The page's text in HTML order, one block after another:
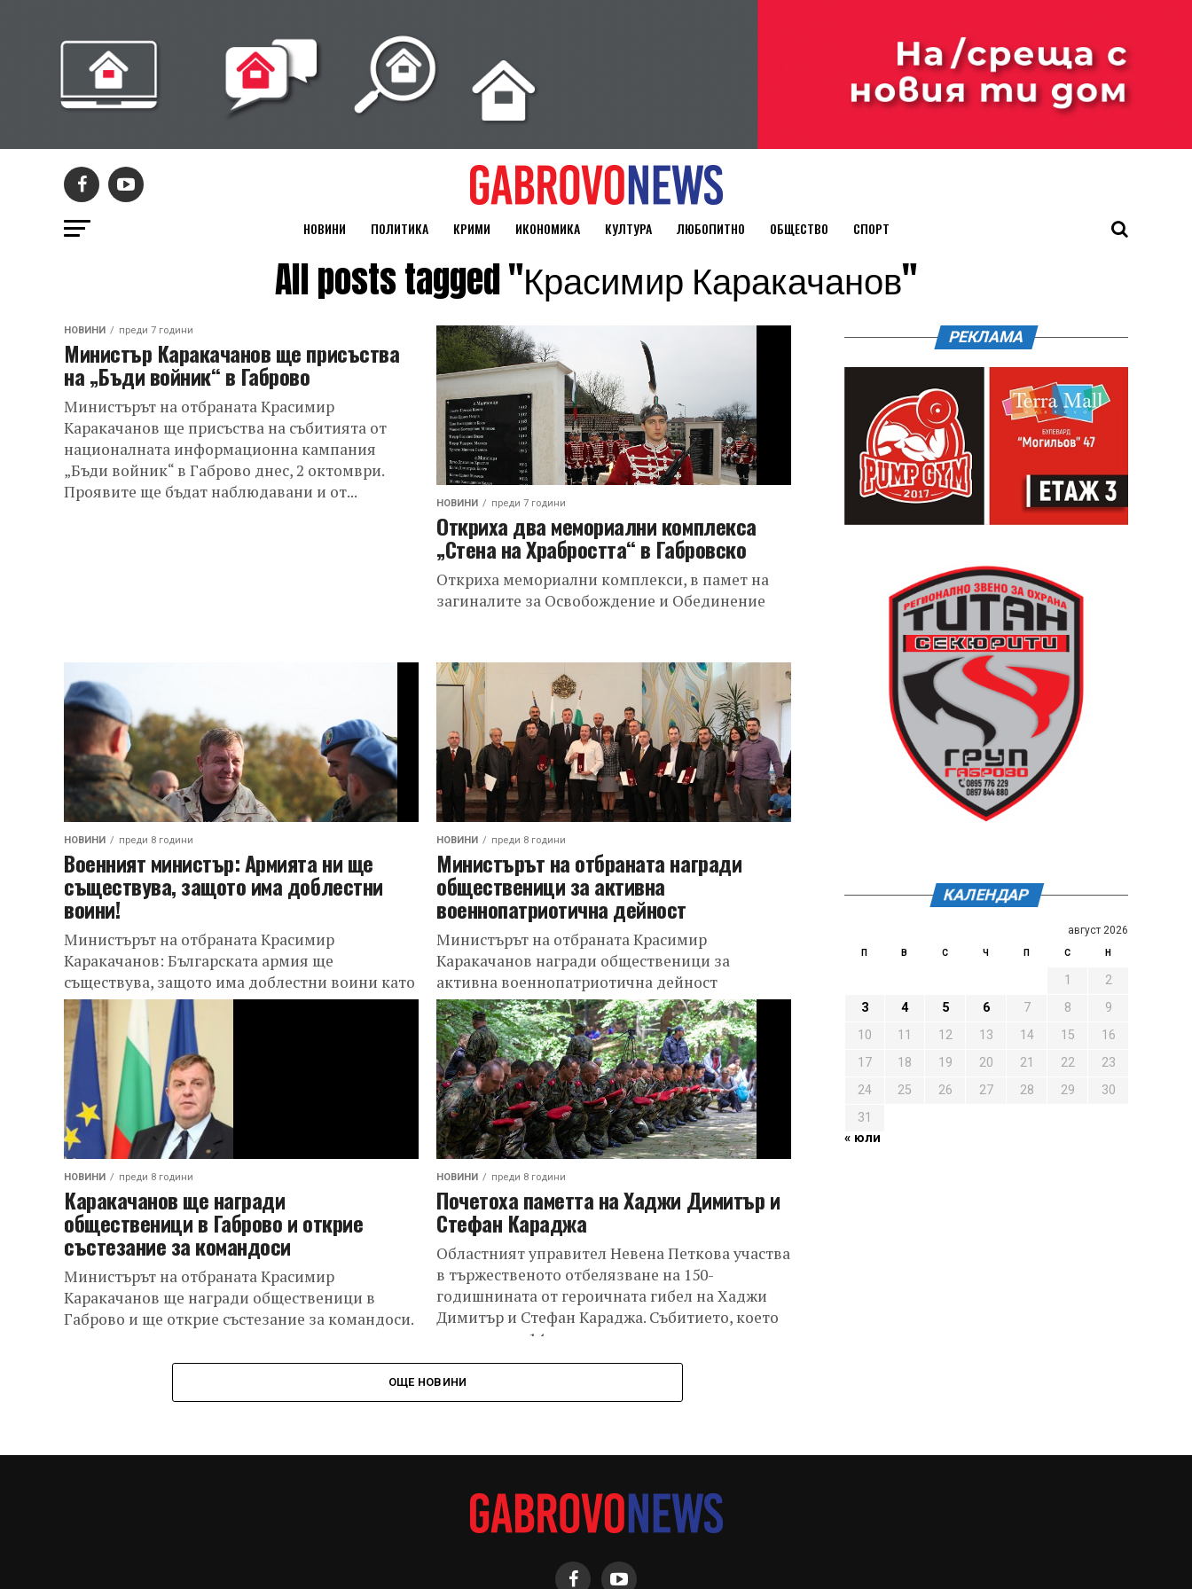
НОВИНИ ПОЛИТИКА КРИМИ ИКОНОМИКА КУЛТУРА ЛЮБОПИТНО ОБЩЕСТВО СПОРТ
All posts tagged "Красимир Каракачанов"
НОВИНИ преди 7 години
Министър Каракачанов ще присъства
на „Бъди войник“ в Габрово
Министърът на отбраната Красимир
Каракачанов ще присъства на събитията от
националната информационна кампания
„Бъди войник“ в Габрово днес, 2 октомври.
Проявите ще бъдат наблюдавани и от...
НОВИНИ преди 7 години
Откриха два мемориални комплекса
„Стена на Храбростта“ в Габровско
Откриха мемориални комплекси, в памет на
загиналите за Освобождение и Обединение
НОВИНИ преди 8 години
Военният министър: Армията ни ще
съществува, защото има доблестни
воини!
Министърът на отбраната Красимир
Каракачанов: Българската армия ще
съществува, защото има доблестни воини като
вас, готови да изпълнят своя дълг към нацията
НОВИНИ преди 8 години
Министърът на отбраната награди
общественици за активна
военнопатриотична дейност
Министърът на отбраната Красимир
Каракачанов награди общественици за
активна военнопатриотична дейност
НОВИНИ преди 8 години
Каракачанов ще награди
общественици в Габрово и открие
състезание за командоси
Министърът на отбраната Красимир
Каракачанов ще награди общественици в
Габрово и ще открие състезание за командоси.
НОВИНИ преди 8 години
Почетоха паметта на Хаджи Димитър и
Стефан Караджа
Областният управител Невена Петкова участва
в тържественото отбелязване на 150-
годишнината от героичната гибел на Хаджи
Димитър и Стефан Караджа. Събитието, което
се състоя на 14 юли,...
ОЩЕ НОВИНИ
РЕКЛАМА
КАЛЕНДАР
август 2026
П В С Ч П С Н
1
2
3
4 5 6 7 8
9
10
11 12 13 14 15
16
17
18 19 20 21 22
23
24
25 26 27 28 29
30
31
« юли